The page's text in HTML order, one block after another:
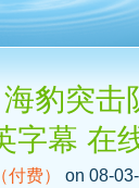
豹突
字幕 在
付费）
on 08-